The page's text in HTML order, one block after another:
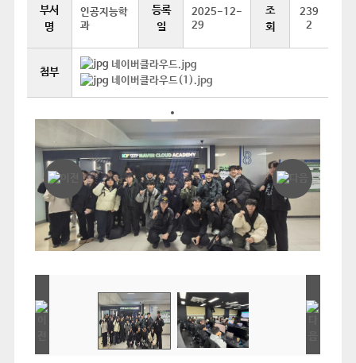
부서
명
인공지능학
과
등록
일
2025-12-
29
조
회
239
2
첨부
네이버클라우드.jpg
네이버클라우드(1).jpg